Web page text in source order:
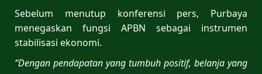
Sebelum menutup konferensi pers, Purbaya
menegaskan fungsi APBN sebagai instrumen
stabilisasi ekonomi.
“Dengan pendapatan yang tumbuh positif, belanja yang